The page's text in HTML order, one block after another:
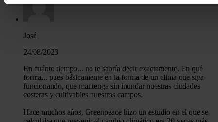
momento en la Declaración de cookies.
uso que haga del sitio web con nuestros partners de redes
quienes pueden combinarla con otra información que les
recopilado a partir del uso que haya hecho de sus servicios.
José
24/08/2023
En cuánto tiempo... no te sabría decir exactamente. En qué
forma... pues básicamente en la forma de un clima que siga
funcionando, que mantenga sin inundar nuestras ciudades
costeras y cultivables nuestros campos.
Hace muchos años, Greenpeace hizo un estudio en el que se